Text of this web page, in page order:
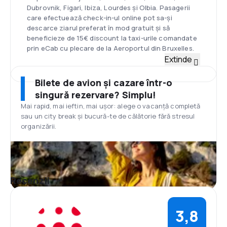
Dubrovnik, Figari, Ibiza, Lourdes și Olbia. Pasagerii
care efectuează check-in-ul online pot sa-și
descarce ziarul preferat în mod gratuit și să
beneficieze de 15€ discount la taxi-urile comandate
prin eCab cu plecare de la Aeroportul din Bruxelles.
aeronave ce deservesc destinații din Europa, Africa
și SUA. Unele destinații din Europa și Orientul Mijlociu
sunt deservite de aeronavele Airbus A319 & A320 în
număr de 23, fiecare cu 168 de locuri disponibile.
Destinațiile americane și africane sunt deservite de
8 aparate Airbus A330-300 și A330-200, iar pentru
alte destinații europene există 12 aparate Avro
RJ100 și 3 de tip Bombardier DH8-Q400.
Hub
Aeroportul este situat la aproximativ 12 km de
Bruxelles, capitala Belgiei. În 2014 el a găzduit
plecat din acest aeroport, astfel el devenind al 23-
lea aeroport ca număr de pasageri. Peste 260 de
companii își au sediul în cadrul aeroportului, aprox.
Extinde
Bilete de avion și cazare într-o
singură rezervare? Simplu!
Mai rapid, mai ieftin, mai ușor: alege o vacanță completă
sau un city break și bucură-te de călătorie fără stresul
organizării.
Recenzii
3,8